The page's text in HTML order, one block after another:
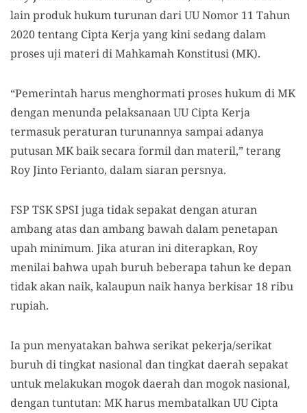
lain produk hukum turunan dari UU Nomor 11 Tahun
2020 tentang Cipta Kerja yang kini sedang dalam
proses uji materi di Mahkamah Konstitusi (MK).
“Pemerintah harus menghormati proses hukum di MK
dengan menunda pelaksanaan UU Cipta Kerja
termasuk peraturan turunannya sampai adanya
putusan MK baik secara formil dan materil,” terang
Roy Jinto Ferianto, dalam siaran persnya.
FSP TSK SPSI juga tidak sepakat dengan aturan
ambang atas dan ambang bawah dalam penetapan
upah minimum. Jika aturan ini diterapkan, Roy
menilai bahwa upah buruh beberapa tahun ke depan
tidak akan naik, kalaupun naik hanya berkisar 18 ribu
rupiah.
Ia pun menyatakan bahwa serikat pekerja/serikat
buruh di tingkat nasional dan tingkat daerah sepakat
untuk melakukan mogok daerah dan mogok nasional,
dengan tuntutan: MK harus membatalkan UU Cipta